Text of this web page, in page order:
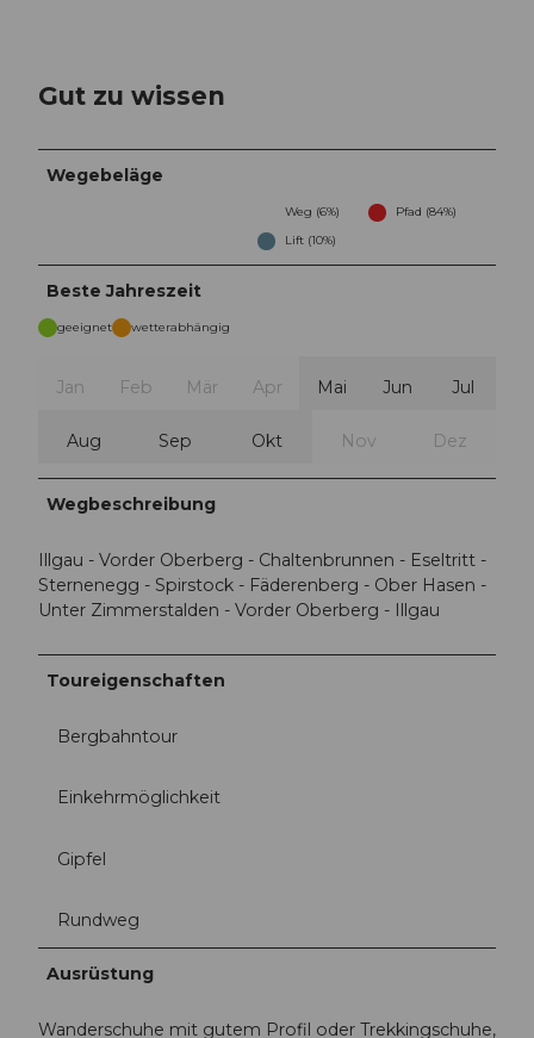
Gut zu wissen
Wegebeläge
Weg (6%)
Pfad (84%)
Lift (10%)
Beste Jahreszeit
geeignet wetterabhängig
Jan Feb Mär Apr Mai Jun Jul
Aug Sep Okt Nov Dez
Wegbeschreibung
Illgau - Vorder Oberberg - Chaltenbrunnen - Eseltritt -
Sternenegg - Spirstock - Fäderenberg - Ober Hasen -
Unter Zimmerstalden - Vorder Oberberg - Illgau
Toureigenschaften
Bergbahntour
Einkehrmöglichkeit
Gipfel
Rundweg
Ausrüstung
Wanderschuhe mit gutem Profil oder Trekkingschuhe,